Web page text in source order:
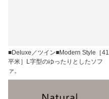
■Deluxe／ツイン■Modern Style［41
平米］L字型のゆったりとしたソフ
ァ。